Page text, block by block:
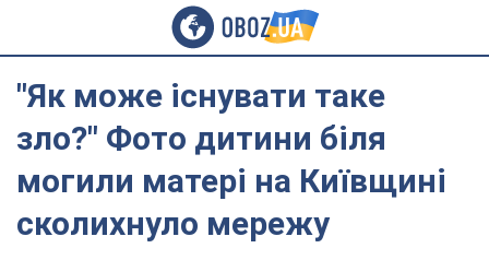
"Як може існувати таке
зло?" Фото дитини біля
могили матері на Київщині
сколихнуло мережу